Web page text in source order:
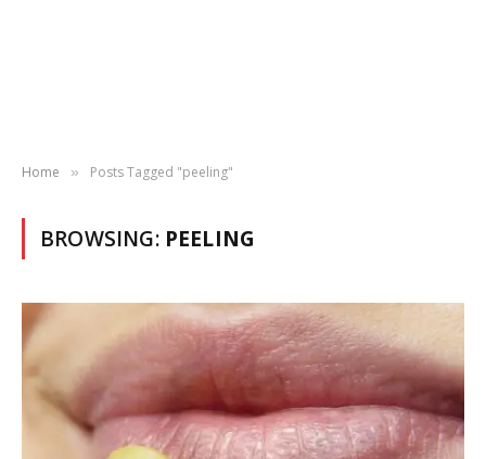
Home » Posts Tagged "peeling"
BROWSING: PEELING